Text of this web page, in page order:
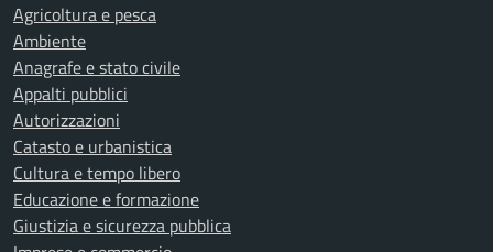
Agricoltura e pesca
Ambiente
Anagrafe e stato civile
Appalti pubblici
Autorizzazioni
Catasto e urbanistica
Cultura e tempo libero
Educazione e formazione
Giustizia e sicurezza pubblica